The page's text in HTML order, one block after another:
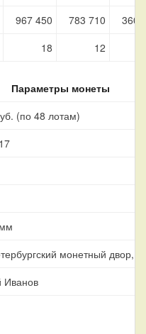
967 450 783 710
360
18 12
Параметры монеты
(по 48 лотам)
монетный двор,